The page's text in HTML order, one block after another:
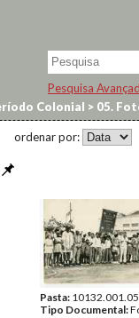
Pesquisa
Colonial > 05.
ordenar por:
Pasta:
Tipo Documental: